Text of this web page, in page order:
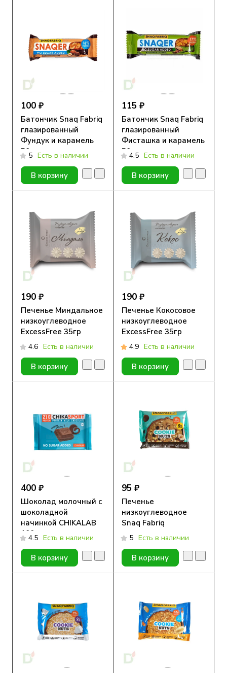
100 ₽
Батончик Snaq Fabriq
глазированный
Фундук и карамель
50гр
5 Есть в наличии
В корзину
115 ₽
Батончик Snaq Fabriq
глазированный
Фисташка и карамель
50гр.
4.5 Есть в наличии
В корзину
190 ₽
Печенье Миндальное
низкоуглеводное
ExcessFree 35гр
4.6 Есть в наличии
В корзину
190 ₽
Печенье Кокосовое
низкоуглеводное
ExcessFree 35гр
4.9 Есть в наличии
В корзину
400 ₽
Шоколад молочный с
шоколадной
начинкой CHIKALAB
100 гр
4.5 Есть в наличии
В корзину
95 ₽
Печенье
низкоуглеводное
Snaq Fabriq
глазированное
Шоколадное с
фундуком 35гр.
5 Есть в наличии
В корзину